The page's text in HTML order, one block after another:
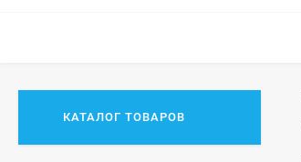
КАТАЛОГ ТОВАРОВ